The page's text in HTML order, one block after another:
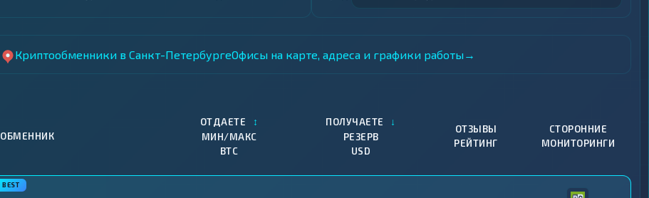
Криптообменники в Санкт-ПетербургеОфисы на карте, адреса и графики работы →
ОБМЕННИК
ОТДАЕТЕ ↕
МИН/МАКС
BTC
ПОЛУЧАЕТЕ ↓
РЕЗЕРВ
USD
ОТЗЫВЫ
РЕЙТИНГ
СТОРОННИЕ
МОНИТОРИНГИ